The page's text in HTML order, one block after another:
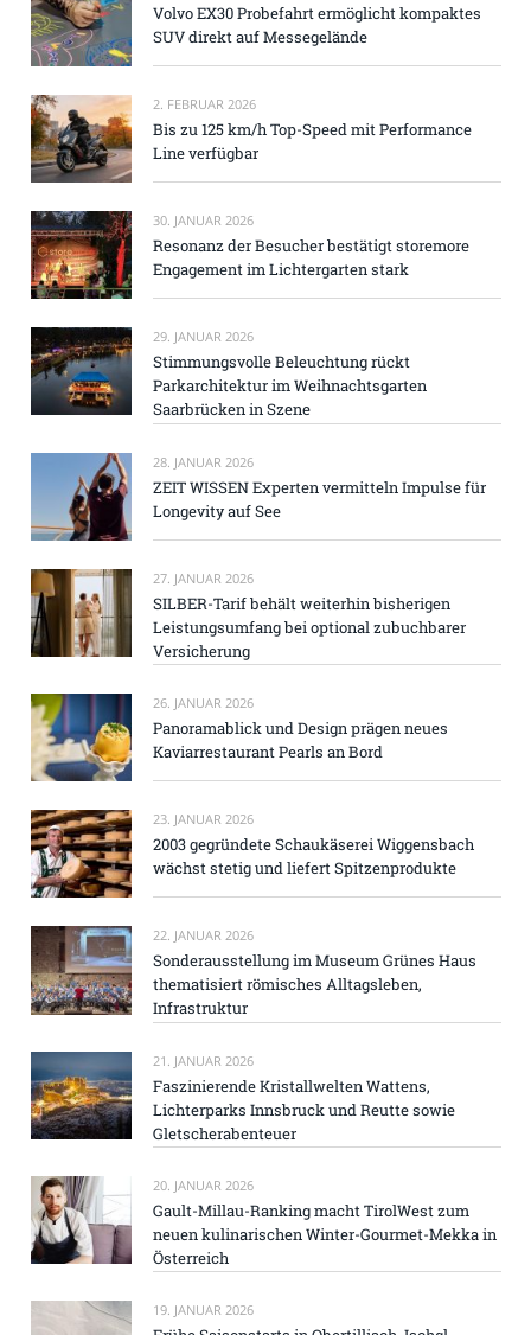
Volvo EX30 Probefahrt ermöglicht kompaktes
SUV direkt auf Messegelände
2. FEBRUAR 2026
Bis zu 125 km/h Top-Speed mit Performance
Line verfügbar
30. JANUAR 2026
Resonanz der Besucher bestätigt storemore
Engagement im Lichtergarten stark
29. JANUAR 2026
Stimmungsvolle Beleuchtung rückt
Parkarchitektur im Weihnachtsgarten
Saarbrücken in Szene
28. JANUAR 2026
ZEIT WISSEN Experten vermitteln Impulse für
Longevity auf See
27. JANUAR 2026
SILBER-Tarif behält weiterhin bisherigen
Leistungsumfang bei optional zubuchbarer
Versicherung
26. JANUAR 2026
Panoramablick und Design prägen neues
Kaviarrestaurant Pearls an Bord
23. JANUAR 2026
2003 gegründete Schaukäserei Wiggensbach
wächst stetig und liefert Spitzenprodukte
22. JANUAR 2026
Sonderausstellung im Museum Grünes Haus
thematisiert römisches Alltagsleben,
Infrastruktur
21. JANUAR 2026
Faszinierende Kristallwelten Wattens,
Lichterparks Innsbruck und Reutte sowie
Gletscherabenteuer
20. JANUAR 2026
Gault-Millau-Ranking macht TirolWest zum
neuen kulinarischen Winter-Gourmet-Mekka in
Österreich
19. JANUAR 2026